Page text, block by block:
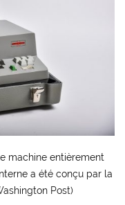
machine entièrement
a été conçu par la
Post)